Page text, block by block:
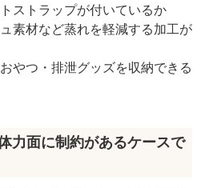
ストラップが付いているか
素材など蒸れを軽減する加工が
やつ・排泄グッズを収納できる
力面に制約があるケースで